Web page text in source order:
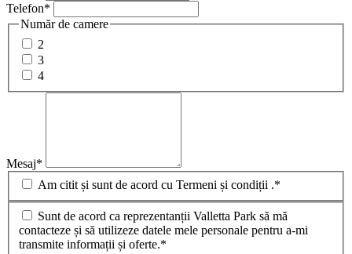
Telefon*
Număr de camere
2
3
4
Mesaj*
Am citit și sunt de acord cu Termeni și condiții .*
Sunt de acord ca reprezentanții Valletta Park să mă
contacteze și să utilizeze datele mele personale pentru a-mi
transmite informații și oferte.*